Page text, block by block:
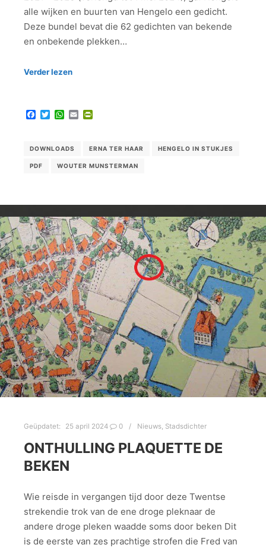
alle wijken en buurten van Hengelo een gedicht.
Deze bundel bevat die 62 gedichten van bekende
en onbekende plekken…
Verder lezen
Facebook
TwitterWhatsApp
Email
DOWNLOADS ERNA TER HAAR HENGELO IN STUKJES
PDF WOUTER MUNSTERMAN
Geüpdatet: 25 april 2024 0 Nieuws, Stadsdichter
ONTHULLING PLAQUETTE DE
BEKEN
Wie reisde in vergangen tijd door deze Twentse
strekendie trok van de ene droge pleknaar de
andere droge pleken waadde soms door beken Dit
is de eerste van zes prachtige strofen die Fred van